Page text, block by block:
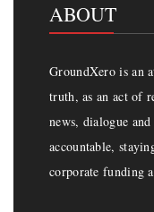
ABOUT
GroundXero is an
truth, as an act of
news, dialogue
accountable,
corporate funding